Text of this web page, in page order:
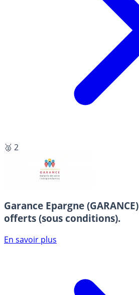
🥈 2
Garance Epargne (GARANCE)
offerts (sous conditions).
En savoir plus